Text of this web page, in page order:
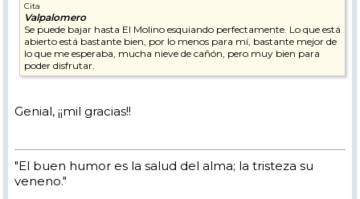
Cita
Valpalomero
Se puede bajar hasta El Molino esquiando perfectamente. Lo que está
abierto está bastante bien, por lo menos para mí, bastante mejor de
lo que me esperaba, mucha nieve de cañón, pero muy bien para
poder disfrutar.
Genial, ¡¡mil gracias!!
"El buen humor es la salud del alma; la tristeza su
veneno."